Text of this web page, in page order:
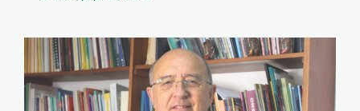
pedrobarreto